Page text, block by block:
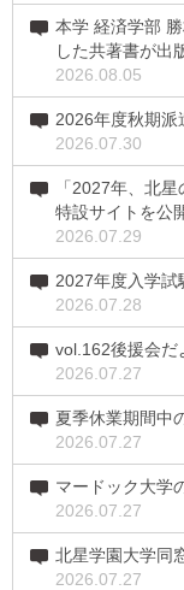
本学 経済学部
した共著書が出
2026.08.05
2026年度秋期派
2026.07.30
「2027年、北
特設サイトを公
2026.07.29
2027年度入学試
2026.07.28
vol.162後援会だ
2026.07.27
夏季休業期間中
2026.07.27
マードック大学
2026.07.27
北星学園大学同
2026.07.27